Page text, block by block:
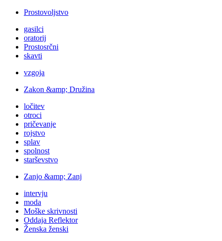
Prostovoljstvo
gasilci
oratorij
Prostosrčni
skavti
vzgoja
Zakon &amp; Družina
ločitev
otroci
pričevanje
rojstvo
splav
spolnost
starševstvo
Zanjo &amp; Zanj
intervju
moda
Moške skrivnosti
Oddaja Reflektor
Ženska ženski